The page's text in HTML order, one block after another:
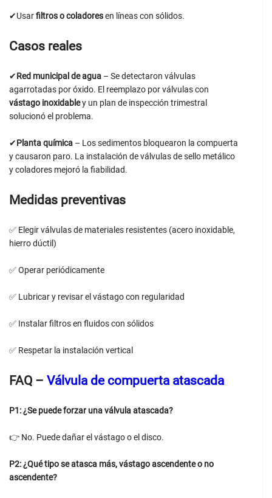
✔Usarfiltros o coladoresen líneas con sólidos.
Casos reales
✔Red municipal de agua – Se detectaron válvulas
agarrotadas por óxido. El reemplazo por válvulas con
vástago inoxidabley un plan de inspección trimestral
solucionó el problema.
✔Planta química – Los sedimentos bloquearon la compuerta
y causaron paro. La instalación de válvulas de sello metálico
y coladores mejoró la fiabilidad.
Medidas preventivas
✅ Elegir válvulas de materiales resistentes (acero inoxidable,
hierro dúctil)
✅ Operar periódicamente
✅ Lubricar y revisar el vástago con regularidad
✅ Instalar filtros en fluidos con sólidos
✅ Respetar la instalación vertical
FAQ – Válvula de compuerta atascada
P1: ¿Se puede forzar una válvula atascada?
👉 No. Puede dañar el vástago o el disco.
P2: ¿Qué tipo se atasca más, vástago ascendente o no
ascendente?